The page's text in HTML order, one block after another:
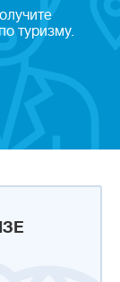
туризму.